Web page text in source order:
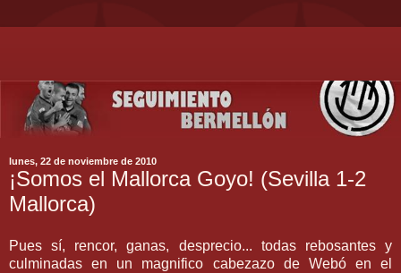
lunes, 22 de noviembre de 2010
¡Somos el Mallorca Goyo! (Sevilla 1-2
Mallorca)
Pues sí, rencor, ganas, desprecio... todas rebosantes y
culminadas en un magnifico cabezazo de Webó en el